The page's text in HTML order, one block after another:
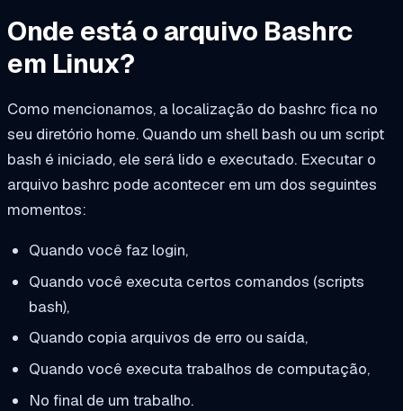
Onde está o arquivo Bashrc
em Linux?
Como mencionamos, a localização do bashrc fica no
seu diretório home. Quando um shell bash ou um script
bash é iniciado, ele será lido e executado. Executar o
arquivo bashrc pode acontecer em um dos seguintes
momentos:
Quando você faz login,
Quando você executa certos comandos (scripts
bash),
Quando copia arquivos de erro ou saída,
Quando você executa trabalhos de computação,
No final de um trabalho.